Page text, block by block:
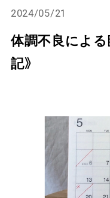
2024/05/21
体調不良によ
記》